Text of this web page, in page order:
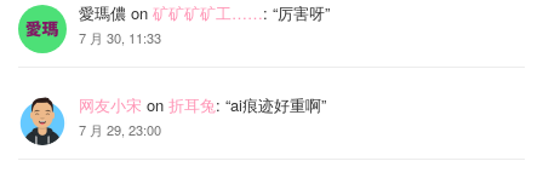
愛瑪儂 on 矿矿矿矿工……: “厉害呀”
7 月 30, 11:33
网友小宋 on 折耳兔: “ai痕迹好重啊”
7 月 29, 23:00